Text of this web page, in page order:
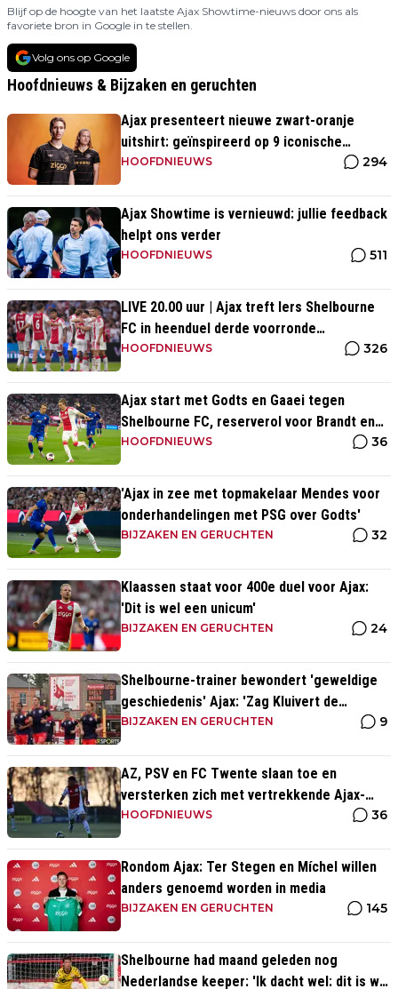
Blijf op de hoogte van het laatste Ajax Showtime-nieuws door ons als
favoriete bron in Google in te stellen.
Volg ons op Google
Hoofdnieuws & Bijzaken en geruchten
Ajax presenteert nieuwe zwart-oranje
uitshirt: geïnspireerd op 9 iconische
momenten uit clubhistorie
HOOFDNIEUWS 294
Ajax Showtime is vernieuwd: jullie feedback
helpt ons verder
HOOFDNIEUWS 511
LIVE 20.00 uur | Ajax treft Iers Shelbourne
FC in heenduel derde voorronde
Conference League
HOOFDNIEUWS 326
Ajax start met Godts en Gaaei tegen
Shelbourne FC, reserverol voor Brandt en
Ter Stegen
HOOFDNIEUWS 36
'Ajax in zee met topmakelaar Mendes voor
onderhandelingen met PSG over Godts'
BIJZAKEN EN GERUCHTEN 32
Klaassen staat voor 400e duel voor Ajax:
'Dit is wel een unicum'
BIJZAKEN EN GERUCHTEN 24
Shelbourne-trainer bewondert 'geweldige
geschiedenis' Ajax: 'Zag Kluivert de
winnende scoren'
BIJZAKEN EN GERUCHTEN 9
AZ, PSV en FC Twente slaan toe en
versterken zich met vertrekkende Ajax-
talenten
HOOFDNIEUWS 36
Rondom Ajax: Ter Stegen en Míchel willen
anders genoemd worden in media
BIJZAKEN EN GERUCHTEN 145
Shelbourne had maand geleden nog
Nederlandse keeper: 'Ik dacht wel: dit is wel